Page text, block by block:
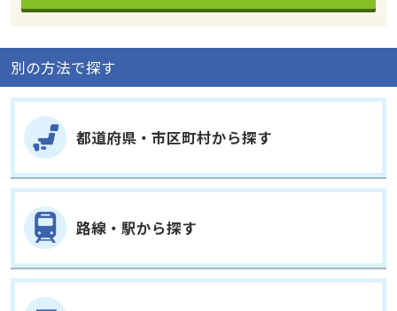
別の方法で探す
都道府県・市区町村から探す
路線・駅から探す